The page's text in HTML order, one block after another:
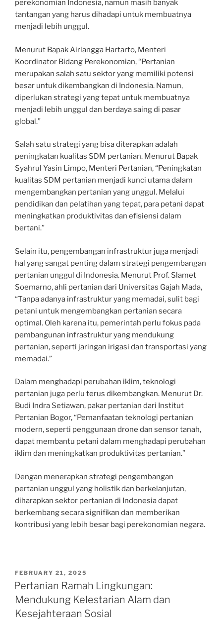
perekonomian Indonesia, namun masih banyak
tantangan yang harus dihadapi untuk membuatnya
menjadi lebih unggul.
Menurut Bapak Airlangga Hartarto, Menteri
Koordinator Bidang Perekonomian, “Pertanian
merupakan salah satu sektor yang memiliki potensi
besar untuk dikembangkan di Indonesia. Namun,
diperlukan strategi yang tepat untuk membuatnya
menjadi lebih unggul dan berdaya saing di pasar
global.”
Salah satu strategi yang bisa diterapkan adalah
peningkatan kualitas SDM pertanian. Menurut Bapak
Syahrul Yasin Limpo, Menteri Pertanian, “Peningkatan
kualitas SDM pertanian menjadi kunci utama dalam
mengembangkan pertanian yang unggul. Melalui
pendidikan dan pelatihan yang tepat, para petani dapat
meningkatkan produktivitas dan efisiensi dalam
bertani.”
Selain itu, pengembangan infrastruktur juga menjadi
hal yang sangat penting dalam strategi pengembangan
pertanian unggul di Indonesia. Menurut Prof. Slamet
Soemarno, ahli pertanian dari Universitas Gajah Mada,
“Tanpa adanya infrastruktur yang memadai, sulit bagi
petani untuk mengembangkan pertanian secara
optimal. Oleh karena itu, pemerintah perlu fokus pada
pembangunan infrastruktur yang mendukung
pertanian, seperti jaringan irigasi dan transportasi yang
memadai.”
Dalam menghadapi perubahan iklim, teknologi
pertanian juga perlu terus dikembangkan. Menurut Dr.
Budi Indra Setiawan, pakar pertanian dari Institut
Pertanian Bogor, “Pemanfaatan teknologi pertanian
modern, seperti penggunaan drone dan sensor tanah,
dapat membantu petani dalam menghadapi perubahan
iklim dan meningkatkan produktivitas pertanian.”
Dengan menerapkan strategi pengembangan
pertanian unggul yang holistik dan berkelanjutan,
diharapkan sektor pertanian di Indonesia dapat
berkembang secara signifikan dan memberikan
kontribusi yang lebih besar bagi perekonomian negara.
POSTED
ON
FEBRUARY 21, 2025
Pertanian Ramah Lingkungan:
Mendukung Kelestarian Alam dan
Kesejahteraan Sosial